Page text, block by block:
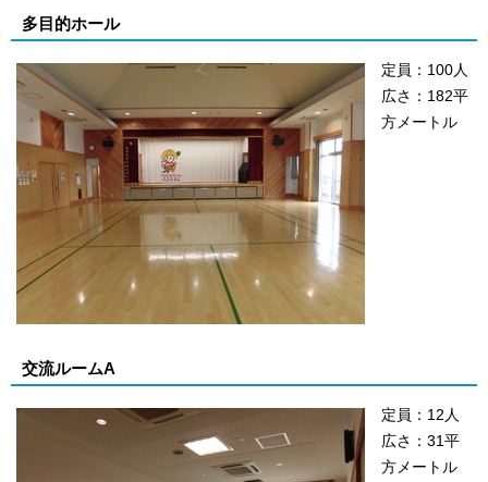
多目的ホール
定員：100人
広さ：182平
方メートル
交流ルームA
定員：12人
広さ：31平
方メートル